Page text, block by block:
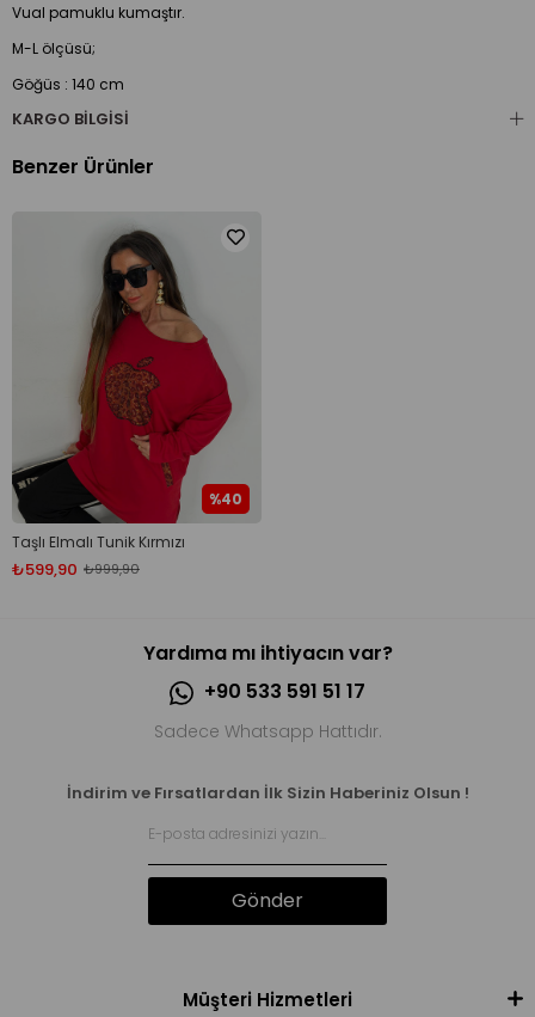
Vual pamuklu kumaştır.
M-L ölçüsü;
Göğüs : 140 cm
Bel : 138 cm
Basen : 140 cm
Ön uzun boy : 120 cm
Kol boy : 70 cm
KARGO BILGISI
Benzer Ürünler
Taşlı Elmalı Tunik Kırmızı
₺599,90 ₺999,90
%40
Yardıma mı ihtiyacın var?
+90 533 591 51 17
Sadece Whatsapp Hattıdır.
İndirim ve Fırsatlardan İlk Sizin Haberiniz Olsun !
Gönder
Müşteri Hizmetleri